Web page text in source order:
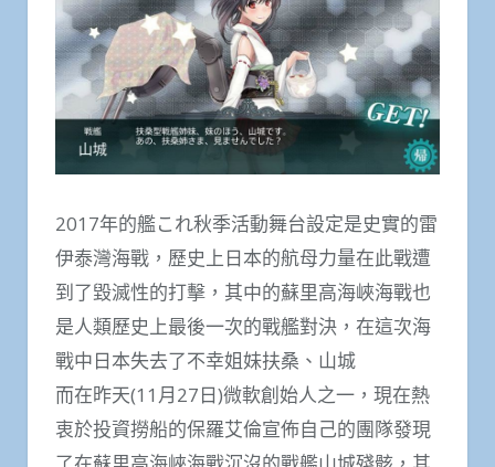
2017年的艦これ秋季活動舞台設定是史實的雷
伊泰灣海戰，歷史上日本的航母力量在此戰遭
到了毀滅性的打擊，其中的蘇里高海峽海戰也
是人類歷史上最後一次的戰艦對決，在這次海
戰中日本失去了不幸姐妹扶桑、山城
而在昨天(11月27日)微軟創始人之一，現在熱
衷於投資撈船的保羅艾倫宣佈自己的團隊發現